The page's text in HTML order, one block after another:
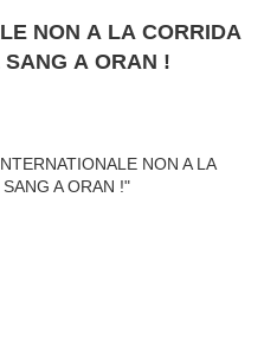
NON A LA CORRIDA
SANG A ORAN !